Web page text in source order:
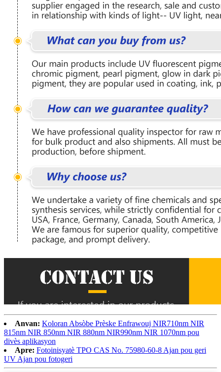
Anvan: Koloran Absòbe Prèske Enfrawouj NIR710nm NIR
815nm NIR 850nm NIR 880nm NIR990nm NIR 1070nm pou
divès aplikasyon
Apre: Fotoinisyatè TPO CAS No. 75980-60-8 Ajan pou geri
UV Ajan pou fotogeri